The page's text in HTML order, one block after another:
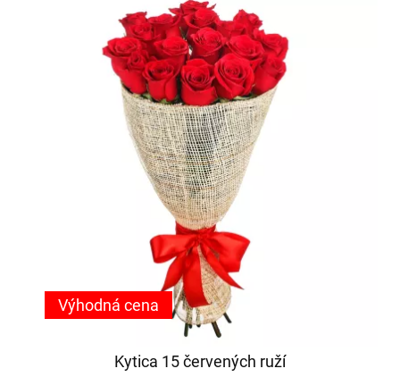
Kytica 15 červených ruží
Výhodná cena